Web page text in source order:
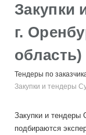
Закупки
г.
область)
Тендеры по
Закупки и тендеры
Закупки и тендеры
подбираются